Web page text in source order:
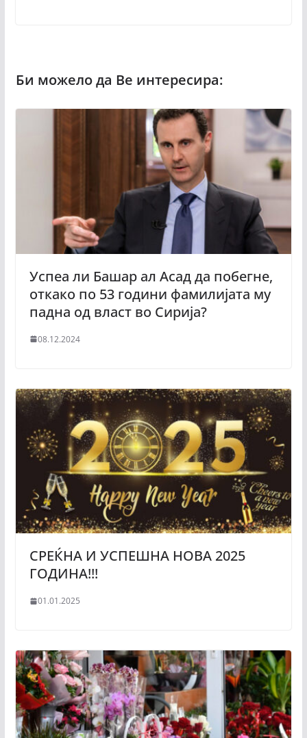
Успеа ли Башар ал Асад да побегне,
откако по 53 години фамилијата му
падна од власт во Сирија?
08.12.2024
СРЕЌНА И УСПЕШНА НОВА 2025
ГОДИНА!!!
01.01.2025